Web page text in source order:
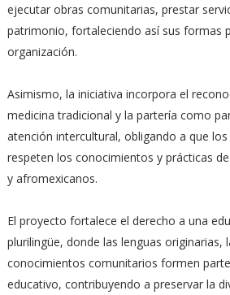
ejecutar obras comunitarias, prestar
patrimonio, fortaleciendo así sus formas
organización.
Asimismo, la iniciativa incorpora el
medicina tradicional y la partería como
atención intercultural, obligando a que
respeten los conocimientos y prácticas
y afromexicanos.
El proyecto fortalece el derecho a una
plurilingüe, donde las lenguas originarias,
conocimientos comunitarios formen
educativo, contribuyendo a preservar la